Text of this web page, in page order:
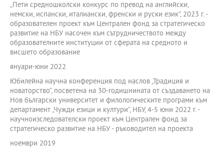
„Пети средношколски конкурс по превод на английски,
немски, испански, италиански, френски и руски език", 2023 г. -
образователен проект към Централен фонд за стратегическо
развитие на НБУ насочен към сътрудничеството между
образователните институции от сферата на средното и
висшето образование
януари-юни 2022
Юбилейна научна конференция под наслов „Традиция и
новаторство“, посветена на 30-годишнината от създаването на
Нов български университет и филологическите програми към
департамент „Чужди езици и култури“, НБУ, 4-5 юни 2022 г. -
научноизследователски проект към Централен фонд за
стратегическо развитие на НБУ - ръководител на проекта
ноември 2019